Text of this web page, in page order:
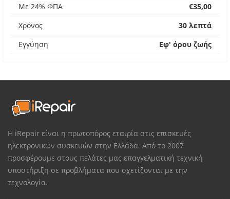
Με 24% ΦΠΑ
€35,00
Χρόνος
30 λεπτά
Εγγύηση
Εφ' όρου ζωής
Η iRepair είναι η πρωτοπόρος εταιρία στις επισκευές
ηλεκτρονικών συσκευών στην Ελλάδα. Από το 2007
προσφέρουμε στους πελάτες μας επαγγελματική τεχνική
υποστήριξη σε προβλήματα που σχετίζονται με την
τεχνολογία.